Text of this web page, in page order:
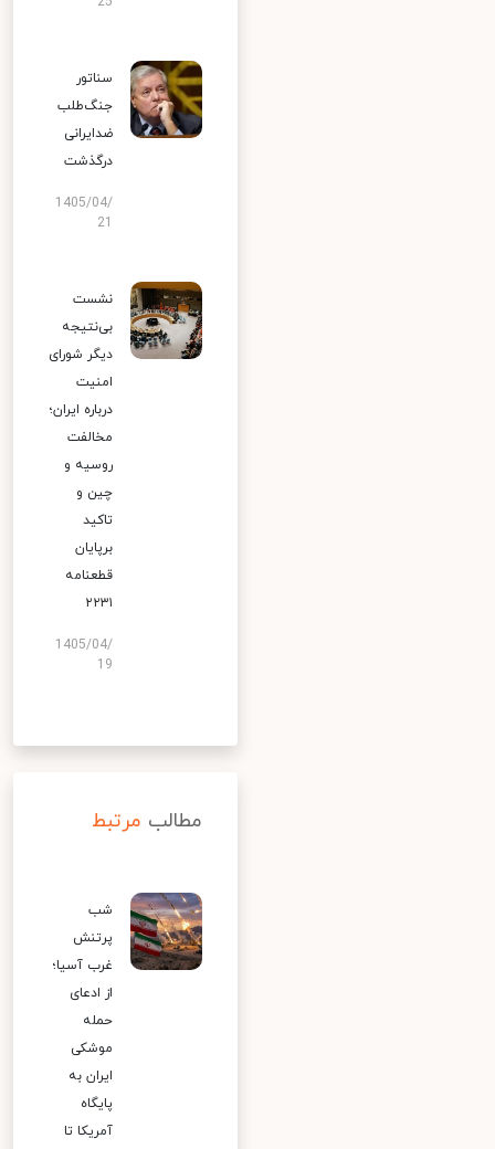
سناتور
جنگ‌طلب
ضدایرانی
درگذشت
1405/04/
نشست
بی‌نتیجه
دیگر شورای
امنیت
درباره ایران؛
مخالفت
روسیه و
چین و
تاکید
برپایان
قطعنامه
۲۲۳۱
1405/04/
19
مطالب مرتبط
شب
پرتنش
غرب آسیا؛
از ادعای
حمله
موشکی
ایران به
پایگاه
آمریکا تا